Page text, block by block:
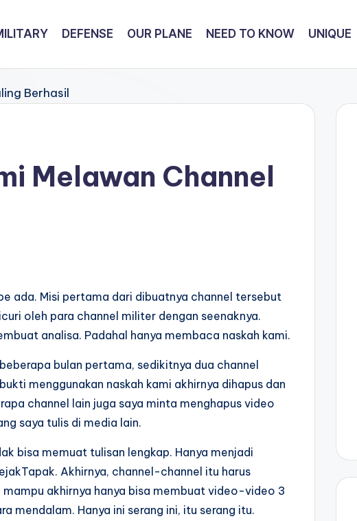
DEFENSE OUR PLANE NEED TO KNOW UNIQUE
Melawan Channel
ada. Misi pertama dari dibuatnya channel tersebut
oleh para channel militer dengan seenaknya.
analisa. Padahal hanya membaca naskah kami.
bulan pertama, sedikitnya dua channel
menggunakan naskah kami akhirnya dihapus dan
channel lain juga saya minta menghapus video
saya tulis di media lain.
bisa memuat tulisan lengkap. Hanya menjadi
Akhirnya, channel-channel itu harus
akhirnya hanya bisa membuat video-video 3
mendalam. Hanya ini serang ini, itu serang itu.